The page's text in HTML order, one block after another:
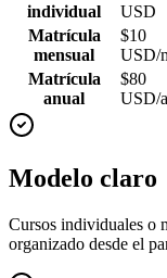
individual
USD
Matrícula
mensual
$10
USD/
Matrícula
anual
$80
USD/
Modelo claro
Cursos individuales o
organizado desde el